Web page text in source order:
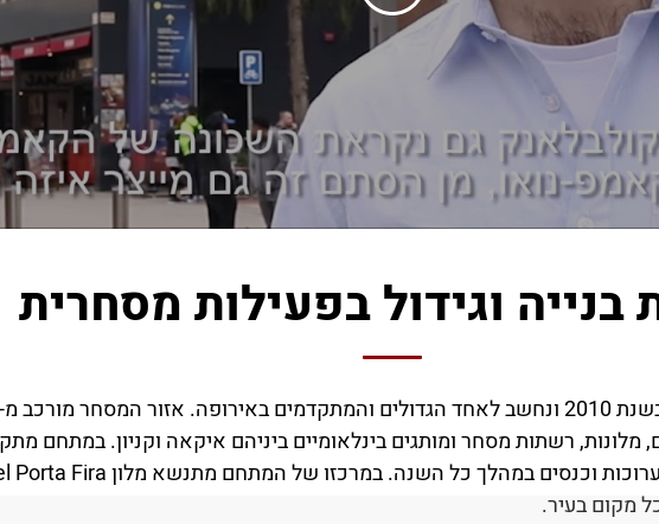
בנייה וגידול בפעילות מסחרית
רשתות מסחר ומותגים בינלאומיים ביניהם איקאה וקניון. במתחם
מקום בעיר.